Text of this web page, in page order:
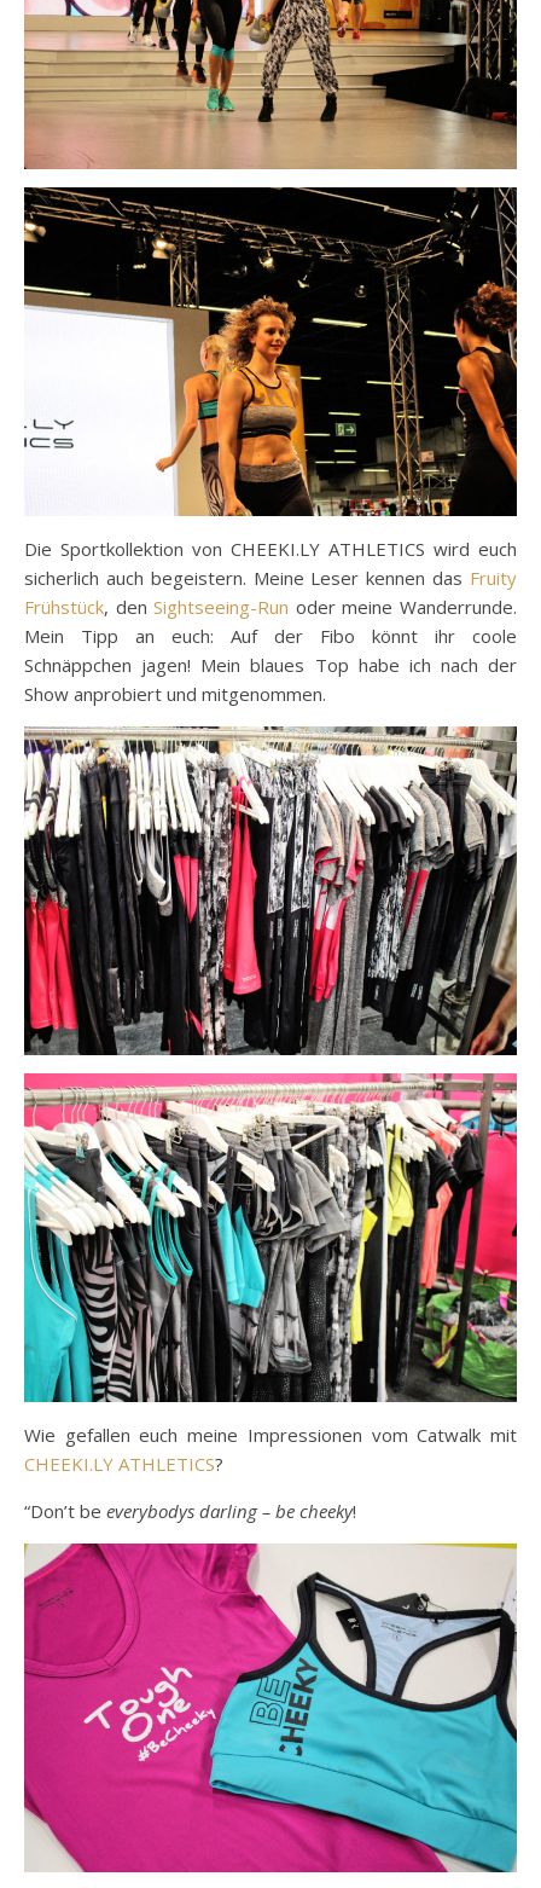
Die Sportkollektion von CHEEKI.LY ATHLETICS wird euch
sicherlich auch begeistern. Meine Leser kennen das Fruity
Frühstück, denSightseeing-Run oder meine Wanderrunde.
Mein Tipp an euch: Auf der Fibo könnt ihr coole
Schnäppchen jagen! Mein blaues Top habe ich nach der
Show anprobiert und mitgenommen.
Wie gefallen euch meine Impressionen vom Catwalk mit
CHEEKI.LY ATHLETICS?
“Don’t be everybodys darling – be cheeky!